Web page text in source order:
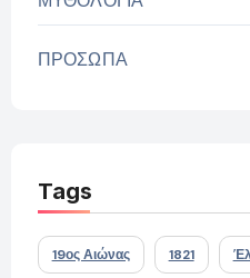
ΠΡΟΣΩΠΑ
Tags
19ος Αιώνας 1821